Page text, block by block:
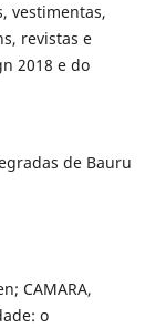
vestimentas,
revistas e
2018 e do
de Bauru
CAMARA,
o